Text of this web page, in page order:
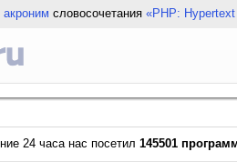
акроним словосочетания «PHP:
24 часа нас посетил 145501